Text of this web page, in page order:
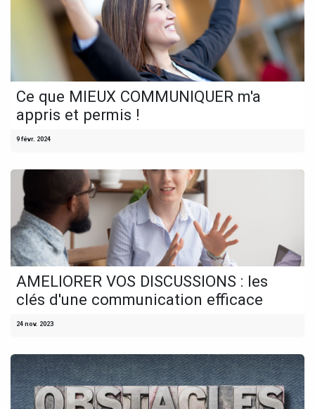
Ce que MIEUX COMMUNIQUER m'a
appris et permis !
9 févr. 2024
AMELIORER VOS DISCUSSIONS : les
clés d'une communication efficace
24 nov. 2023